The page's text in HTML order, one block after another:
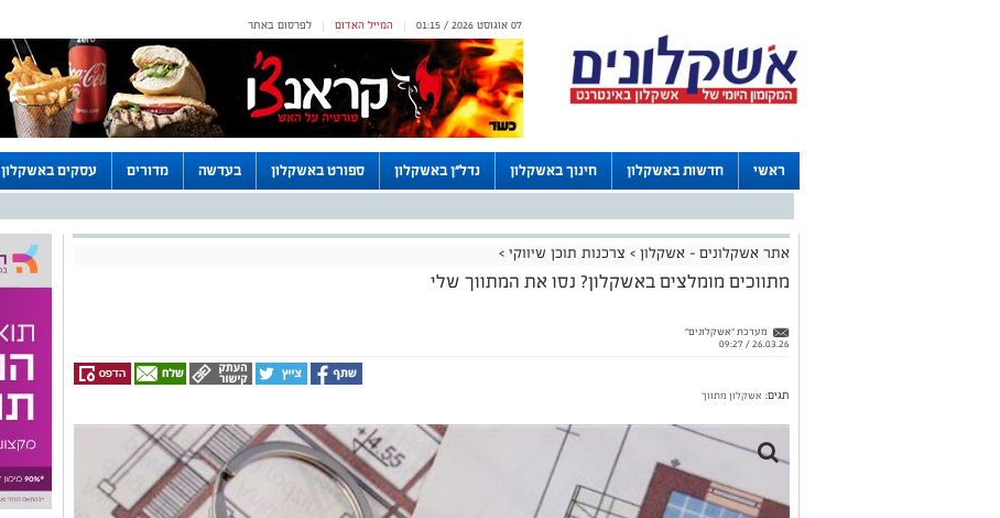
לפרסום באתר | המייל האדום | 07 אוגוסט 2026 / 01:15
ראשי חדשות באשקלון חינוך באשקלון נדל"ן באשקלון ספורט באשקלון בעדשה מדורים עסקים באשקלון
אתר אשקלונים - אשקלון> צרכנות תוכן שיווקי >
מתווכים מומלצים באשקלון? נסו את המתווך שלי
מערכת "אשקלונים"
26.03.26 / 09:27
תגים: אשקלון מתווך